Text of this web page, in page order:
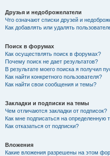
Друзья и недоброжелатели
Что означают списки друзей и
Как добавлять или удалять
Поиск в форумах
Как осуществлять поиск в форумах?
Почему поиск не дает результатов?
В результате моего поиска я получил
Как найти конкретного пользователя?
Как найти свои сообщения и темы?
Закладки и подписки на темы
Чем отличаются закладки от подписок?
Как мне подписаться на определенную
Как отказаться от подписки?
Вложения
Какие вложения разрешены на этом